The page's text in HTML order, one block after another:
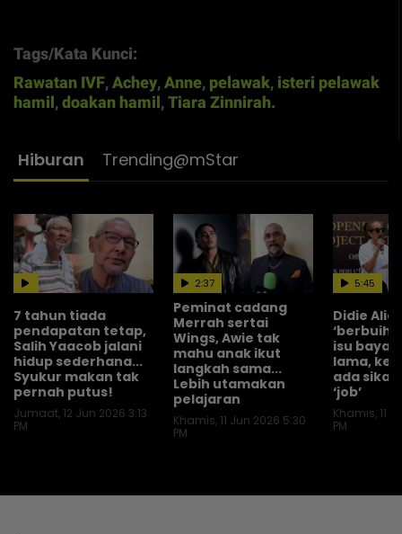
Tags/Kata Kunci:
Rawatan IVF,Achey,Anne, pelawak, isteri pelawak
hamil,doakan hamil,Tiara Zinnirah.
Hiburan Trending@mStar
7 tahun tiada
pendapatan tetap,
Salih Yaacob jalani
hidup sederhana...
Syukur makan tak
pernah putus!
Jumaat, 12 Jun 2026 3:13
PM
Peminat cadang
Merrah sertai
Wings, Awie tak
mahu anak ikut
langkah sama...
Lebih utamakan
pelajaran
Khamis, 11 Jun 2026 5:30
PM
2:37
Didie
isu
lama,
ada
‘job’
Khamis, 11
PM
5:45